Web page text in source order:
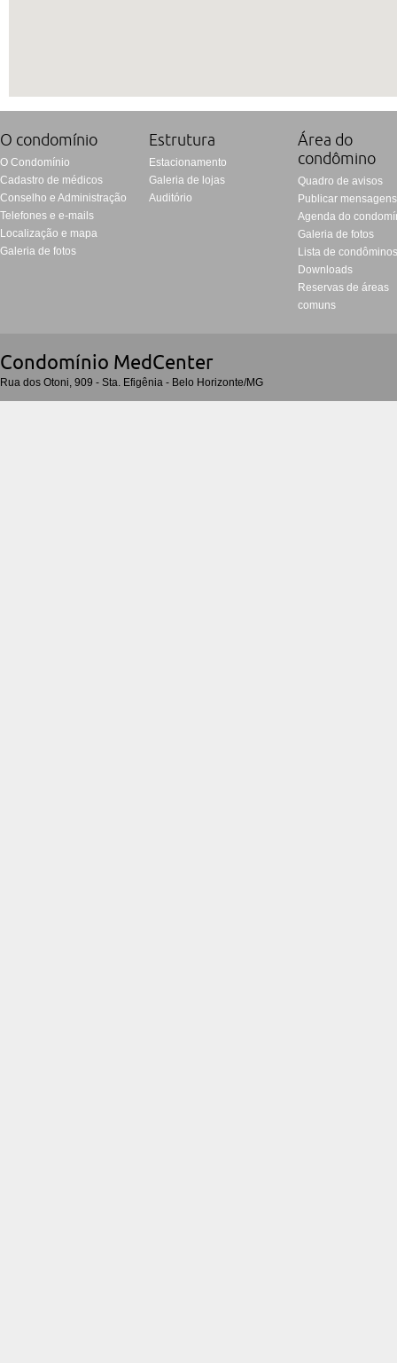
O condomí­nio
O Condomínio
Cadastro de médicos
Conselho e Administração
Telefones e e-mails
Localização e mapa
Galeria de fotos
Estrutura
Estacionamento
Galeria de lojas
Auditório
Área do
condômino
Quadro de avisos
Publicar mensagens
Agenda do
Galeria de fotos
Lista de
Downloads
Reservas de áreas
comuns
Condomí­nio MedCenter
Rua dos Otoni, 909 - Sta. Efigênia - Belo Horizonte/MG